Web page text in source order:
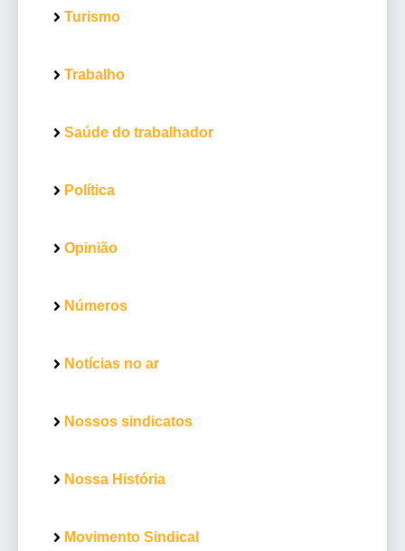
Turismo
Trabalho
Saúde do trabalhador
Política
Opinião
Números
Notícias no ar
Nossos sindicatos
Nossa História
Movimento Sindical